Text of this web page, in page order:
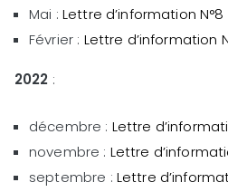
Mai : Lettre d’information N°8
Février : Lettre d’information
2022 :
décembre : Lettre
novembre : Lettre
septembre : Lettre